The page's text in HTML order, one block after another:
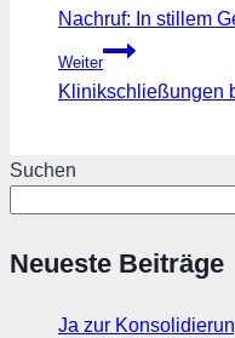
Nachruf: In stillem
Weiter
Klinikschließungen
Suchen
Neueste Beiträge
Ja zur